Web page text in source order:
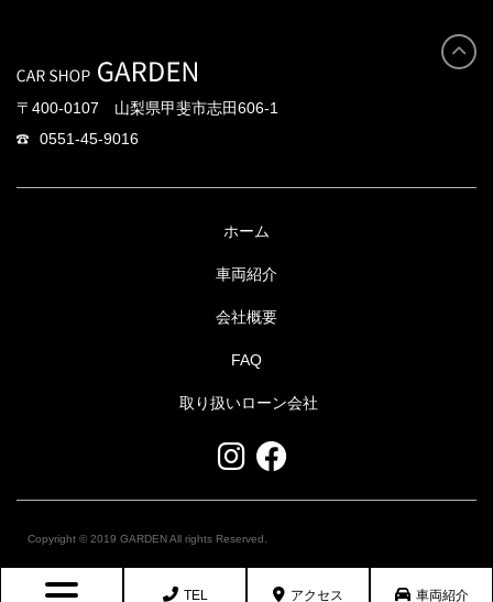
TEL アクセス 車両紹介
〒400-0107 山梨県甲斐市志田606-1
0551-45-9016
ホーム
車両紹介
会社概要
FAQ
取り扱いローン会社
Copyright © 2019 GARDEN All rights Reserved.